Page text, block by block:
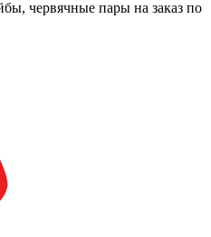
червячные пары на заказ по